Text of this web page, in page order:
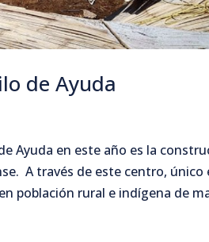
de Ayuda
Ayuda en este año es la
A través de este centro, único
población rural e indígena de